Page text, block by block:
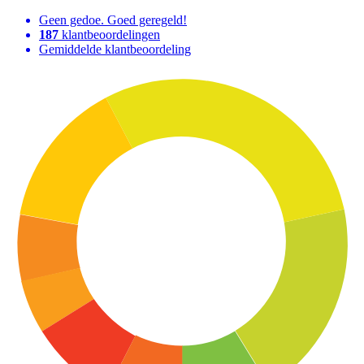
Geen gedoe. Goed geregeld!
187 klantbeoordelingen
Gemiddelde klantbeoordeling